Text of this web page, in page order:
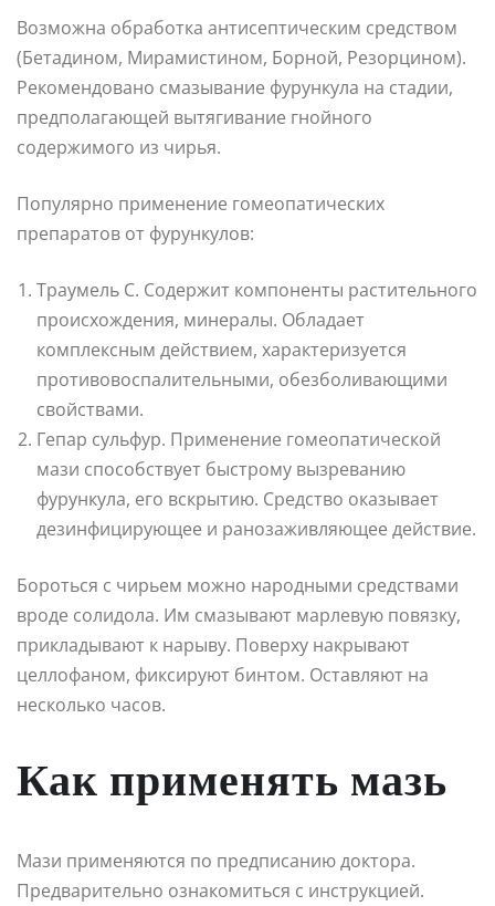
Возможна обработка антисептическим средством
(Бетадином, Мирамистином, Борной, Резорцином).
Рекомендовано смазывание фурункула на стадии,
предполагающей вытягивание гнойного
содержимого из чирья.
Популярно применение гомеопатических
препаратов от фурункулов:
Траумель С. Содержит компоненты растительного
происхождения, минералы. Обладает
комплексным действием, характеризуется
противовоспалительными, обезболивающими
свойствами.
Гепар сульфур. Применение гомеопатической
мази способствует быстрому вызреванию
фурункула, его вскрытию. Средство оказывает
дезинфицирующее и ранозаживляющее действие.
Бороться с чирьем можно народными средствами
вроде солидола. Им смазывают марлевую повязку,
прикладывают к нарыву. Поверху накрывают
целлофаном, фиксируют бинтом. Оставляют на
несколько часов.
Как применять мазь
Мази применяются по предписанию доктора.
Предварительно ознакомиться с инструкцией.